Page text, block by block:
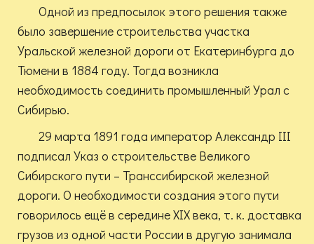
Одной из предпосылок этого решения также
было завершение строительства участка
Уральской железной дороги от Екатеринбурга до
Тюмени в 1884 году. Тогда возникла
необходимость соединить промышленный Урал с
Сибирью.
29 марта 1891 года император Александр III
подписал Указ о строительстве Великого
Сибирского пути – Транссибирской железной
дороги. О необходимости создания этого пути
говорилось ещё в середине XIX века, т. к. доставка
грузов из одной части России в другую занимала